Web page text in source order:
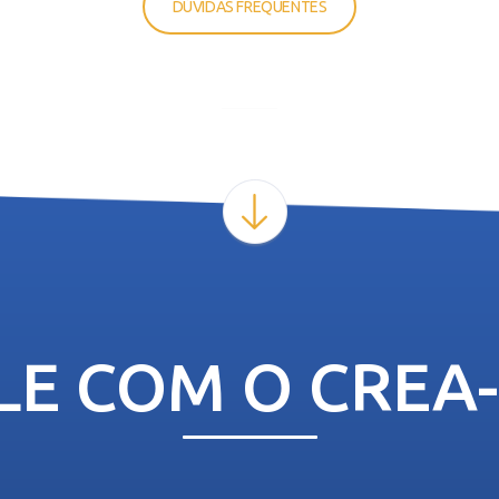
DÚVIDAS FREQUENTES
COM O